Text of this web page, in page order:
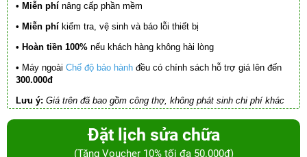
• Miễn phí nâng cấp phần mềm
• Miễn phí kiểm tra, vệ sinh và báo lỗi thiết bị
• Hoàn tiền 100% nếu khách hàng không hài lòng
• Máy ngoài Chế độ bảo hành đều có chính sách hỗ trợ giá lên đến
300.000đ
Lưu ý: Giá trên đã bao gồm công thợ, không phát sinh chi phí khác
Đặt lịch sửa chữa
(Tặng Voucher 10% tối đa 50.000đ)